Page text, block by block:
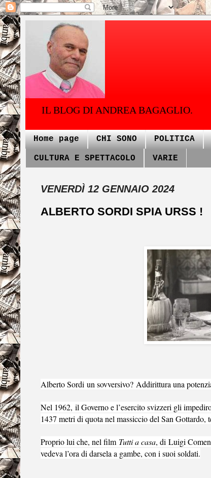
IL BLOG DI ANDREA BAGAGLIO.
Home page CHI SONO POLITICA
CULTURA E SPETTACOLO VARIE
VENERDÌ 12 GENNAIO 2024
ALBERTO SORDI SPIA URSS !
Alberto Sordi un sovversivo? Addirittura una
Nel 1962, il Governo e l’esercito svizzeri gli
1437 metri di quota nel massiccio del San Gottardo,
Proprio lui che, nel film Tutti a casa, di Luigi
vedeva l’ora di darsela a gambe, con i suoi soldati.